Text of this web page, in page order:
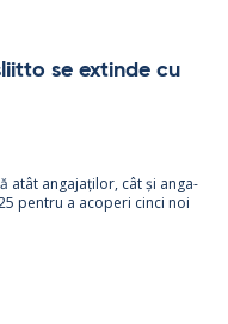
se ex­tinde cu
atât an­ga­jați­lor, cât și an­ga­
pentru a aco­peri cinci noi